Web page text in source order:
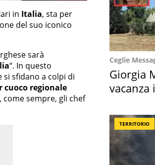
in Italia, sta per
del suo iconico
sarà
“. In questo
sfidano a colpi di
cuoco regionale
sempre, gli chef
Ceglie
Giorgia
vacanza
TERRITORIO